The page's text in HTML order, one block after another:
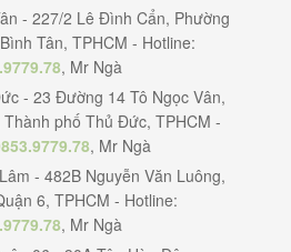
- 227/2 Lê Đình Cẩn, Phường
Tân, TPHCM - Hotline:
, Mr Ngà
- 23 Đường 14 Tô Ngọc Vân,
phố Thủ Đức, TPHCM -
, Mr Ngà
- 482B Nguyễn Văn Luông,
6, TPHCM - Hotline:
, Mr Ngà